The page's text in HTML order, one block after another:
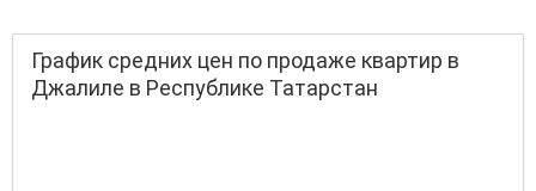
График средних цен по продаже квартир в
Джалиле в Республике Татарстан